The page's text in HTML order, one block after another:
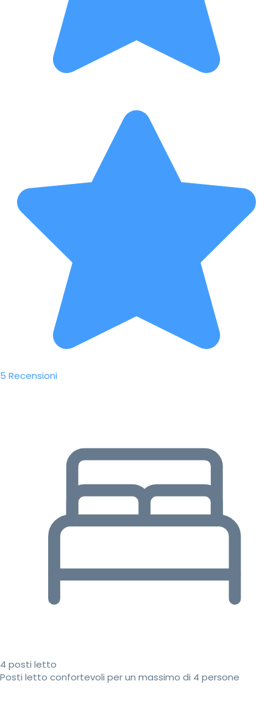
5 Recensioni
4 posti letto
Posti letto confortevoli per un massimo di 4 persone